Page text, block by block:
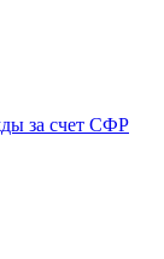
за счет СФР